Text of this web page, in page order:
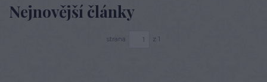
Nejnovější články
strana z 1